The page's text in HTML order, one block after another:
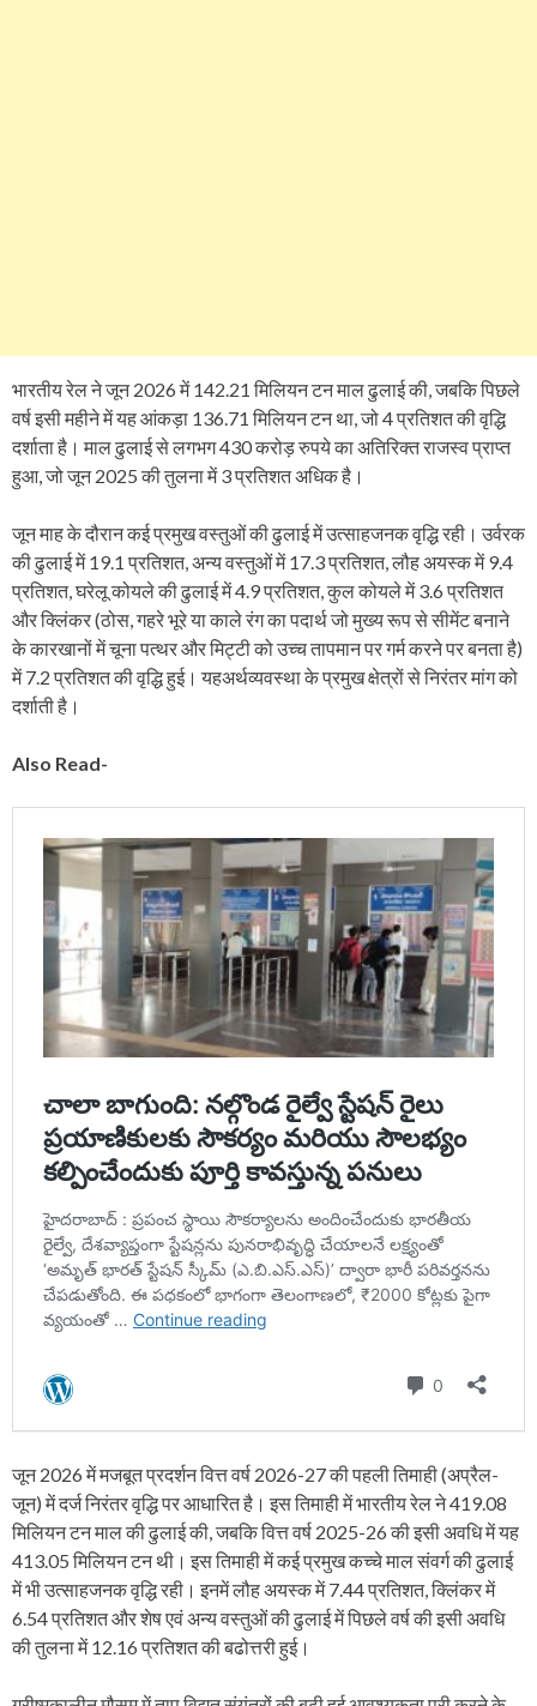
भारतीय रेल ने जून 2026 में 142.21 मिलियन टन माल ढुलाई की, जबकि पिछले
वर्ष इसी महीने में यह आंकड़ा 136.71 मिलियन टन था, जो 4 प्रतिशत की वृद्धि
दर्शाता है। माल ढुलाई से लगभग 430 करोड़ रुपये का अतिरिक्त राजस्व प्राप्त
हुआ, जो जून 2025 की तुलना में 3 प्रतिशत अधिक है।
जून माह के दौरान कई प्रमुख वस्तुओं की ढुलाई में उत्साहजनक वृद्धि रही। उर्वरक
की ढुलाई में 19.1 प्रतिशत, अन्य वस्तुओं में 17.3 प्रतिशत, लौह अयस्क में 9.4
प्रतिशत, घरेलू कोयले की ढुलाई में 4.9 प्रतिशत, कुल कोयले में 3.6 प्रतिशत
और क्लिंकर (ठोस, गहरे भूरे या काले रंग का पदार्थ जो मुख्य रूप से सीमेंट बनाने
के कारखानों में चूना पत्थर और मिट्टी को उच्च तापमान पर गर्म करने पर बनता है)
में 7.2 प्रतिशत की वृद्धि हुई। यहअर्थव्यवस्था के प्रमुख क्षेत्रों से निरंतर मांग को
दर्शाती है।
Also Read-
जून 2026 में मजबूत प्रदर्शन वित्त वर्ष 2026-27 की पहली तिमाही (अप्रैल-
जून) में दर्ज निरंतर वृद्धि पर आधारित है। इस तिमाही में भारतीय रेल ने 419.08
मिलियन टन माल की ढुलाई की, जबकि वित्त वर्ष 2025-26 की इसी अवधि में यह
413.05 मिलियन टन थी। इस तिमाही में कई प्रमुख कच्‍चे माल संवर्ग की ढुलाई
में भी उत्साहजनक वृद्धि रही। इनमें लौह अयस्क में 7.44 प्रतिशत, क्लिंकर में
6.54 प्रतिशत और शेष एवं अन्य वस्तुओं की ढुलाई में पिछले वर्ष की इसी अवधि
की तुलना में 12.16 प्रतिशत की बढोत्तरी हुई।